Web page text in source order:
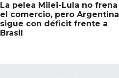
La pelea Milei-Lula no frena
el comercio, pero Argentina
sigue con déficit frente a
Brasil